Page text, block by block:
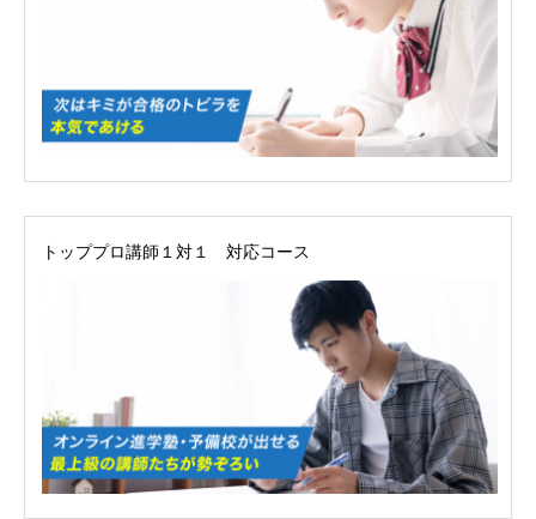
学年別コース紹介
トッププロ講師１対１ 対応コース